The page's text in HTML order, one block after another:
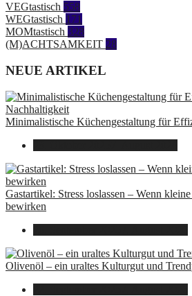
VEGtastisch 558
WEGtastisch 171
MOMtastisch 328
(M)ACHTSAMKEIT 28
NEUE ARTIKEL
Minimalistische Küchengestaltung für
Gastartikel: Stress loslassen – Wenn
bewirken
Olivenöl – ein uraltes Kulturgut und